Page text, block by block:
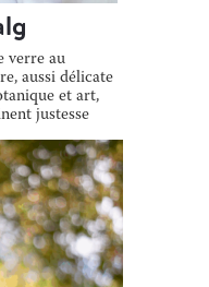
verre au
aussi délicate
et art,
justesse